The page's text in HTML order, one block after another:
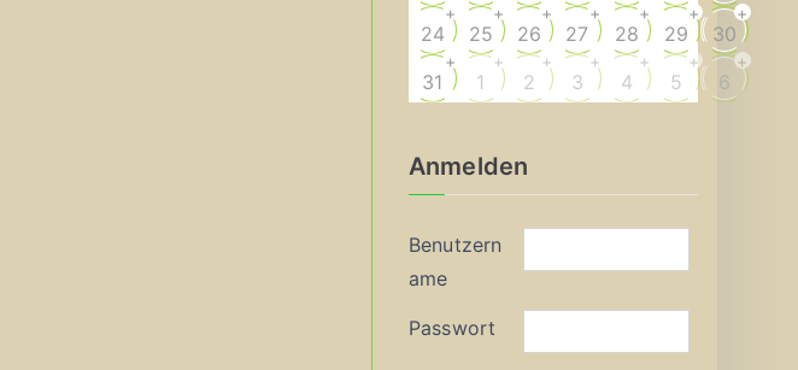
24
+
25
+
26
+
27
+
28
+
29
+
30
+
31
+
1
+
2
+
3
+
4
+
5
+
6
+
Anmelden
Benutzern
ame
Passwort